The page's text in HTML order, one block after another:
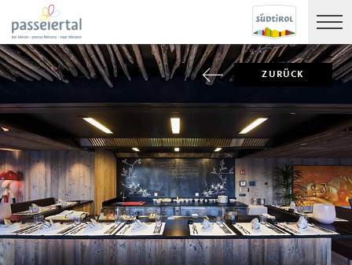
ZURÜCK